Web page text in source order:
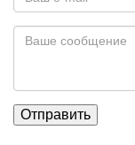
Отправить